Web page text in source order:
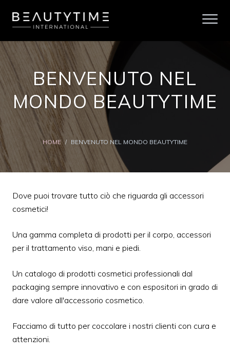
BENVENUTO NEL
MONDO BEAUTYTIME
HOME / BENVENUTO NEL MONDO BEAUTYTIME
Dove puoi trovare tutto ciò che riguarda gli accessori
cosmetici!
Una gamma completa di prodotti per il corpo, accessori
per il trattamento viso, mani e piedi.
Un catalogo di prodotti cosmetici professionali dal
packaging sempre innovativo e con espositori in grado di
dare valore all'accessorio cosmetico.
Facciamo di tutto per coccolare i nostri clienti con cura e
attenzioni.